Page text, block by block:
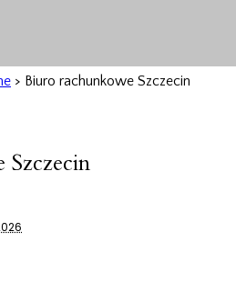
> Biuro rachunkowe Szczecin